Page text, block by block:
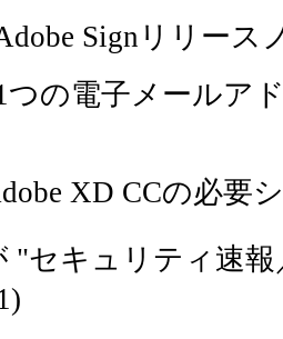
Signリリース
つの電子メールア
XD CCの必要
"セキュリティ速